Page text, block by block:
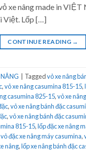
xe nâng made in
Việt. Lốp […]
CONTINUE READING →
NÂNG Taggedvỏ xe nâng
,vỏ xe nâng casumina 815-15,
casumina 825-15,vỏ xe
,vỏ xe nâng bánh đặc
,vỏ xe nâng bánh đặc
815-15,lốp đặc xe nâng
vỏ đặc xe nâng máy casumina,
nâng,lốp xe nâng bánh đặc